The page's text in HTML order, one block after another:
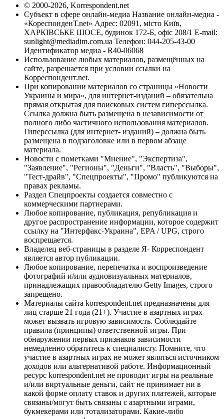
© 2000-2026, Korrespondent.net
Субъект в сфере онлайн-медиа Название онлайн-медиа -
«КореспонденТ.net» Адрес: 02091, місто Київ,
ХАРКІВСЬКЕ ШОСЕ, будинок 172-Б, офіс 208/1 E-mail:
sunlight@mediadim.com.ua Телефон: 044-205-43-00
Идентификатор медиа - R40-06068
Использование любых материалов, размещённых на
сайте, разрешается при условии ссылки на
Корреспондент.net.
При копировании материалов со страницы «Новости
Украины и мира», для интернет-изданий – обязательна
прямая открытая для поисковых систем гиперссылка.
Ссылка должна быть размещена в независимости от
полного либо частичного использования материалов.
Гиперссылка (для интернет- изданий) – должна быть
размещена в подзаголовке или в первом абзаце
материала.
Новости с пометками "Мнение", "Экспертиза",
"Заявление", "Регионы", "Деньги", "Власть", "Выборы",
"Тест-драйв", "Спецпроекты", "Промо" публикуются на
правах рекламы.
Раздел Спецпроекты создается совместно с
коммерческими партнерами.
Любое копирование, публикация, републикация и
другое распространение информации, которое содержит
ссылку на "Интерфакс-Украина", EPA / UPG, строго
воспрещается.
Владелец веб-страницы в разделе Я- Корреспондент
является автор публикации.
Любое копирование, перепечатка и воспроизведение
фотографий и/или аудиовизуальных материалов,
принадлежащих правообладателю Getty Images, строго
запрещено.
Материалы сайта korrespondent.net предназначены для
лиц старше 21 года (21+). Участие в азартных играх
может вызвать игровую зависимость. Соблюдайте
правила (принципы) ответственной игры. При
обнаружении первых признаков зависимости
немедленно обратитесь к специалисту. Помните, что
участие в азартных играх не может являться источником
доходов или альтернативой работе. Информационный
ресурс korrespondent.net не проводит игры на реальные
и/или виртуальные деньги, сайт не принимает ни в
какой форме оплату ставок и других платежей, которые
связаны/могут быть связаны с азартными играми,
букмекерами или тотализаторами. Какие-либо